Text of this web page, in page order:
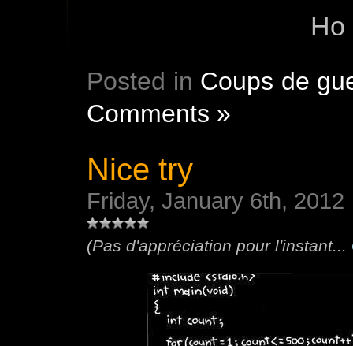
Ho
Posted in Coups de
Comments »
Nice try
Friday, January 6th, 2012
(Pas d'appréciation pour l'instant...